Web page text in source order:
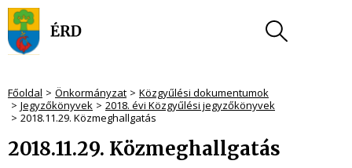
Főoldal Önkormányzat
Közgyűlési dokumentumok
Jegyzőkönyvek
2018. évi Közgyűlési jegyzőkönyvek
2018.11.29. Közmeghallgatás
2018.11.29. Közmeghallgatás